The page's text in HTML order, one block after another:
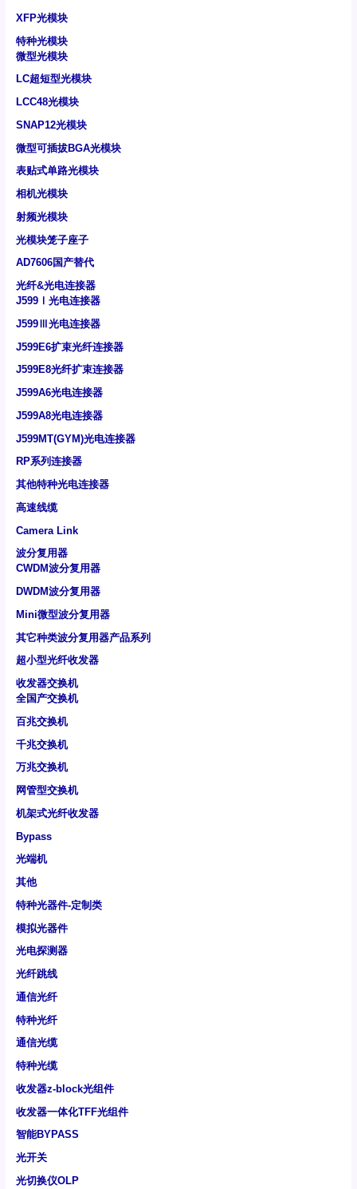
XFP光模块
特种光模块
微型光模块
LC超短型光模块
LCC48光模块
SNAP12光模块
微型可插拔BGA光模块
表贴式单路光模块
相机光模块
射频光模块
光模块笼子座子
AD7606国产替代
光纤&光电连接器
J599Ⅰ光电连接器
J599Ⅲ光电连接器
J599E6扩束光纤连接器
J599E8光纤扩束连接器
J599A6光电连接器
J599A8光电连接器
J599MT(GYM)光电连接器
RP系列连接器
其他特种光电连接器
高速线缆
Camera Link
波分复用器
CWDM波分复用器
DWDM波分复用器
Mini微型波分复用器
其它种类波分复用器产品系列
超小型光纤收发器
收发器交换机
全国产交换机
百兆交换机
千兆交换机
万兆交换机
网管型交换机
机架式光纤收发器
Bypass
光端机
其他
特种光器件-定制类
模拟光器件
光电探测器
光纤跳线
通信光纤
特种光纤
通信光缆
特种光缆
收发器z-block光组件
收发器一体化TFF光组件
智能BYPASS
光开关
光切换仪OLP